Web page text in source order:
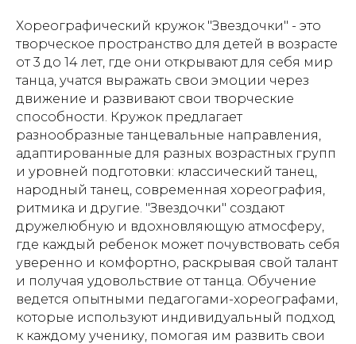
Хореографический кружок "Звездочки" - это
творческое пространство для детей в возрасте
от 3 до 14 лет, где они открывают для себя мир
танца, учатся выражать свои эмоции через
движение и развивают свои творческие
способности. Кружок предлагает
разнообразные танцевальные направления,
адаптированные для разных возрастных групп
и уровней подготовки: классический танец,
народный танец, современная хореография,
ритмика и другие. "Звездочки" создают
дружелюбную и вдохновляющую атмосферу,
где каждый ребенок может почувствовать себя
уверенно и комфортно, раскрывая свой талант
и получая удовольствие от танца. Обучение
ведется опытными педагогами-хореографами,
которые используют индивидуальный подход
к каждому ученику, помогая им развить свои